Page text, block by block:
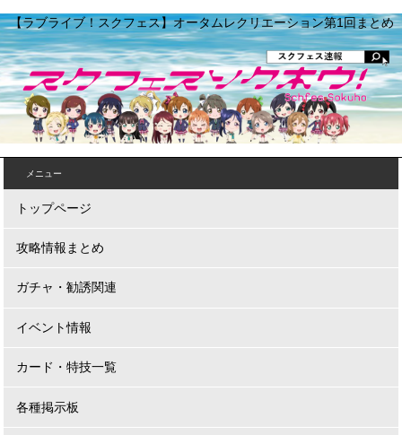
【ラブライブ！スクフェス】オータムレクリエーション第1回まとめ
メニュー
トップページ
攻略情報まとめ
ガチャ・勧誘関連
イベント情報
カード・特技一覧
各種掲示板